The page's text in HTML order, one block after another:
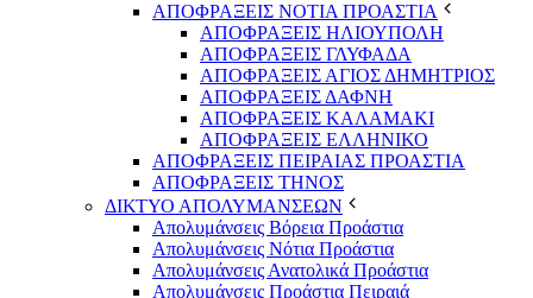
ΑΠΟΦΡΑΞΕΙΣ ΝΟΤΙΑ ΠΡΟΑΣΤΙΑ
ΑΠΟΦΡΑΞΕΙΣ ΗΛΙΟΥΠΟΛΗ
ΑΠΟΦΡΑΞΕΙΣ ΓΛΥΦΑΔΑ
ΑΠΟΦΡΑΞΕΙΣ ΑΓΙΟΣ ΔΗΜΗΤΡΙΟΣ
ΑΠΟΦΡΑΞΕΙΣ ΔΑΦΝΗ
ΑΠΟΦΡΑΞΕΙΣ ΚΑΛΑΜΑΚΙ
ΑΠΟΦΡΑΞΕΙΣ ΕΛΛΗΝΙΚΟ
ΑΠΟΦΡΑΞΕΙΣ ΠΕΙΡΑΙΑΣ ΠΡΟΑΣΤΙΑ
ΑΠΟΦΡΑΞΕΙΣ ΤΗΝΟΣ
ΔΙΚΤΥΟ ΑΠΟΛΥΜΑΝΣΕΩΝ
Απολυμάνσεις Βόρεια Προάστια
Απολυμάνσεις Νότια Προάστια
Απολυμάνσεις Ανατολικά Προάστια
Απολυμάνσεις Προάστια Πειραιά